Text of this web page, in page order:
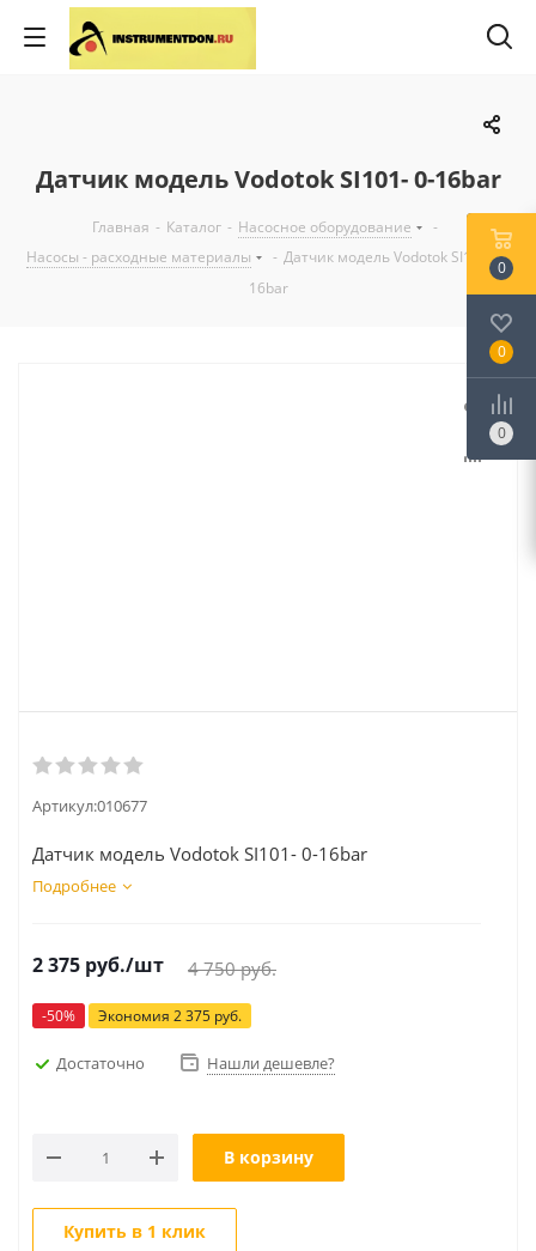
Датчик модель Vodotok SI101- 0-16bar
Главная - Каталог - Насосное оборудование
-
Насосы - расходные материалы
- Датчик модель Vodotok SI101- 0-
16bar
Артикул:010677
Датчик модель Vodotok SI101- 0-16bar
Подробнее
2 375 руб./шт 4 750руб.
-50% Экономия 2 375 руб.
Достаточно Нашли дешевле?
В корзину
Купить в 1 клик
0
0
0